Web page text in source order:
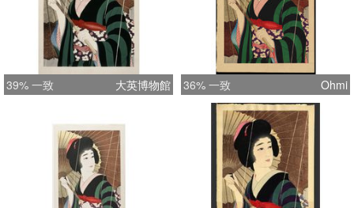
39% 一致 大英博物館 36% 一致 Ohmi